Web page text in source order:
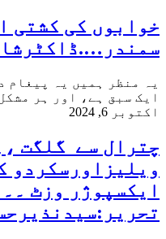
خوابوں کی کشتی
یہ منظر ہمیں یہ پیغام
ایک سبق ہے، اور ہر
اکتوبر 6, 2024
چترال سے گلگت
ویلیزاورسکردو
ایکسپوژر وزٹ